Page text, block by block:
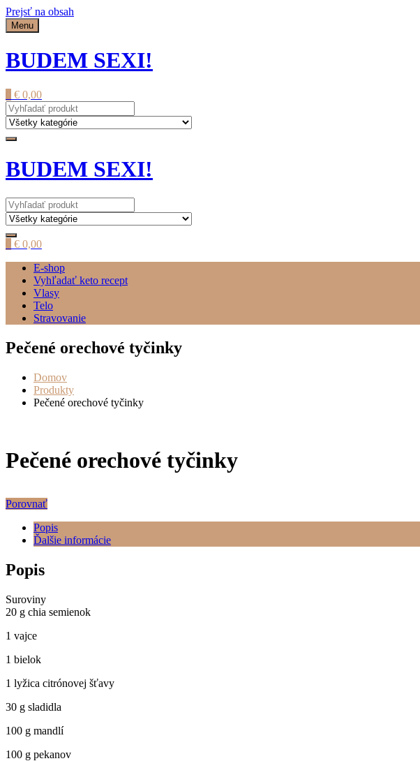
Prejsť na obsah
Menu
BUDEM SEXI!
€ 0,00
BUDEM SEXI!
€ 0,00
E-shop
Vyhľadať keto recept
Vlasy
Telo
Stravovanie
Pečené orechové tyčinky
Domov
Produkty
Pečené orechové tyčinky
Pečené orechové tyčinky
Porovnať
Popis
Ďalšie informácie
Popis
Suroviny
20 g chia semienok
1 vajce
1 bielok
1 lyžica citrónovej šťavy
30 g sladidla
100 g mandlí
100 g pekanov